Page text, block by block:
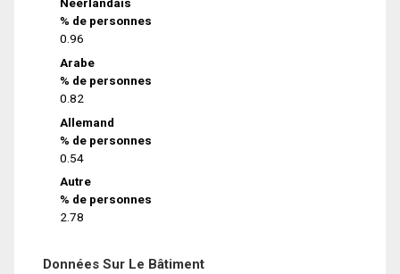
% de personnes
0.96
Arabe
% de personnes
0.82
Allemand
% de personnes
0.54
Autre
% de personnes
2.78
Données Sur Le Bâtiment